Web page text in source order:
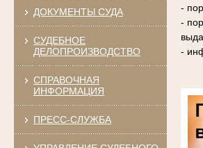
ДОКУМЕНТЫ СУДА
СУДЕБНОЕ
ДЕЛОПРОИЗВОДСТВО
СПРАВОЧНАЯ
ИНФОРМАЦИЯ
ПРЕСС-СЛУЖБА
-
-
-